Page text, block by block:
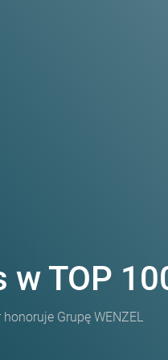
w TOP
Grupę WENZEL